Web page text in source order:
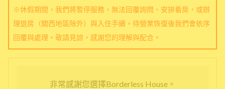
※休假期間，我們將暫停服務，無法回覆詢問、安排看房，或辦
理退房（關西地區除外）與入住手續。待營業恢復後我們會依序
回覆與處理。敬請見諒，感謝您的理解與配合。
非常感謝您選擇Borderless House。